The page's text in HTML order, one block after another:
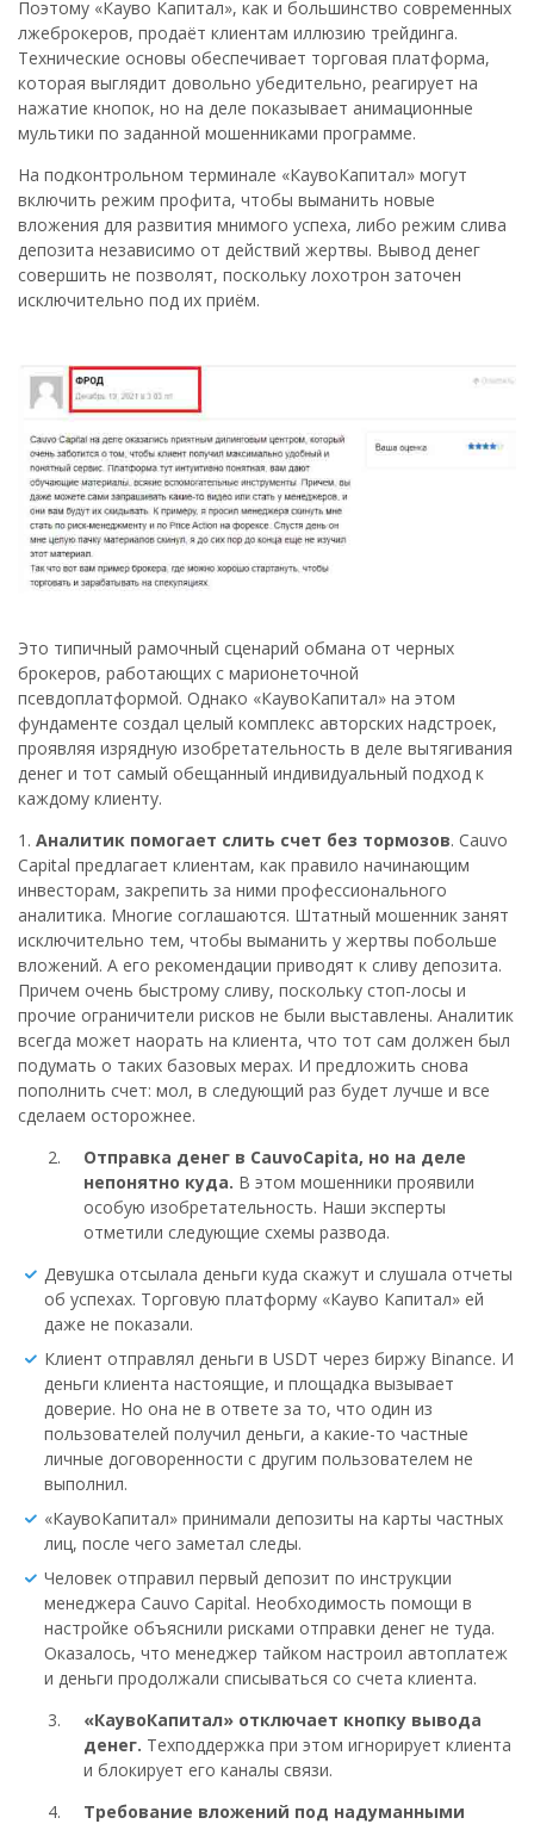
Поэтому «Кауво Капитал», как и большинство современных
лжеброкеров, продаёт клиентам иллюзию трейдинга.
Технические основы обеспечивает торговая платформа,
которая выглядит довольно убедительно, реагирует на
нажатие кнопок, но на деле показывает анимационные
мультики по заданной мошенниками программе.
На подконтрольном терминале «КаувоКапитал» могут
включить режим профита, чтобы выманить новые
вложения для развития мнимого успеха, либо режим слива
депозита независимо от действий жертвы. Вывод денег
совершить не позволят, поскольку лохотрон заточен
исключительно под их приём.
Это типичный рамочный сценарий обмана от черных
брокеров, работающих с марионеточной
псевдоплатформой. Однако «КаувоКапитал» на этом
фундаменте создал целый комплекс авторских надстроек,
проявляя изрядную изобретательность в деле вытягивания
денег и тот самый обещанный индивидуальный подход к
каждому клиенту.
1. Аналитик помогает слить счет без тормозов. Cauvo
Capital предлагает клиентам, как правило начинающим
инвесторам, закрепить за ними профессионального
аналитика. Многие соглашаются. Штатный мошенник занят
исключительно тем, чтобы выманить у жертвы побольше
вложений. А его рекомендации приводят к сливу депозита.
Причем очень быстрому сливу, поскольку стоп-лосы и
прочие ограничители рисков не были выставлены. Аналитик
всегда может наорать на клиента, что тот сам должен был
подумать о таких базовых мерах. И предложить снова
пополнить счет: мол, в следующий раз будет лучше и все
сделаем осторожнее.
Отправка денег в CauvoCapita, но на деле
непонятно куда. В этом мошенники проявили
особую изобретательность. Наши эксперты
отметили следующие схемы развода.
Девушка отсылала деньги куда скажут и слушала отчеты
об успехах. Торговую платформу «Кауво Капитал» ей
даже не показали.
Клиент отправлял деньги в USDT через биржу Binance. И
деньги клиента настоящие, и площадка вызывает
доверие. Но она не в ответе за то, что один из
пользователей получил деньги, а какие-то частные
личные договоренности с другим пользователем не
выполнил.
«КаувоКапитал» принимали депозиты на карты частных
лиц, после чего заметал следы.
Человек отправил первый депозит по инструкции
менеджера Cauvo Capital. Необходимость помощи в
настройке объяснили рисками отправки денег не туда.
Оказалось, что менеджер тайком настроил автоплатеж
и деньги продолжали списываться со счета клиента.
«КаувоКапитал» отключает кнопку вывода
денег. Техподдержка при этом игнорирует клиента
и блокирует его каналы связи.
Требование вложений под надуманными